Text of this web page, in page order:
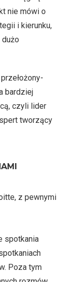
nie mówi o
i kierunku,
dużo
bardziej
czyli lider
tworzący
z pewnymi
spotkania
Poza tym